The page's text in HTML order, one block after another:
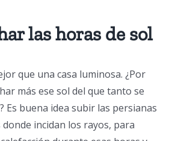
las horas de sol
que una casa luminosa. ¿Por
más ese sol del que tanto se
Es buena idea subir las persianas
incidan los rayos, para